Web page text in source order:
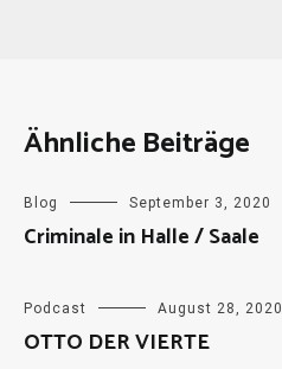
Ähnliche Beiträge
Blog September 3, 2020
Criminale in Halle / Saale
Podcast August 28, 2020
OTTO DER VIERTE